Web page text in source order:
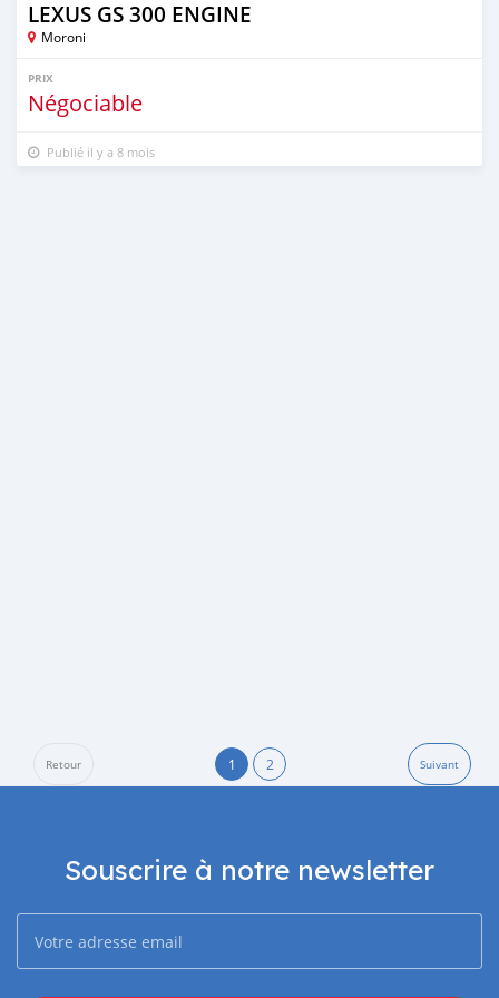
LEXUS GS 300 ENGINE
Moroni
PRIX
Négociable
Publié il y a 8 mois
Retour 1 2 Suivant
Souscrire à notre newsletter